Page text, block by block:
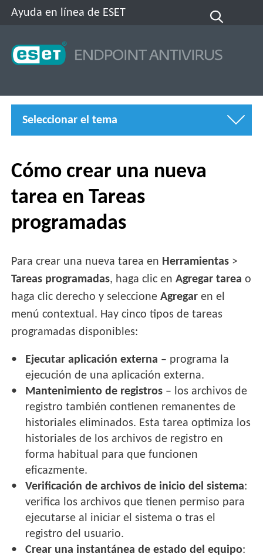
Ayuda en línea de ESET
Seleccionar el tema
Cómo crear una nueva
tarea en Tareas
programadas
Para crear una nueva tarea en Herramientas >
Tareas programadas, haga clic enAgregar tarea o
haga clic derecho y seleccioneAgregar en el
menú contextual. Hay cinco tipos de tareas
programadas disponibles:
Ejecutar aplicación externa – programa la
ejecución de una aplicación externa.
Mantenimiento de registros – los archivos de
registro también contienen remanentes de
historiales eliminados. Esta tarea optimiza los
historiales de los archivos de registro en
forma habitual para que funcionen
eficazmente.
Verificación de archivos de inicio del sistema:
verifica los archivos que tienen permiso para
ejecutarse al iniciar el sistema o tras el
registro del usuario.
Crear una instantánea de estado del equipo: